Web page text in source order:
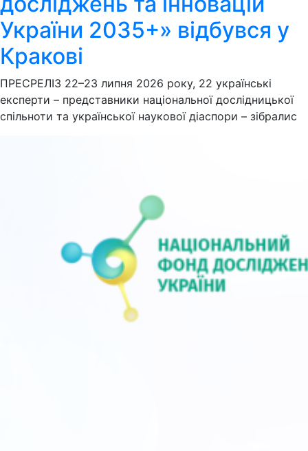
України 2035+» відбувся у
Кракові
ПРЕСРЕЛІЗ 22–23 липня 2026 року, 22 українські
експерти – представники національної дослідницької
спільноти та української наукової діаспори – зібралис